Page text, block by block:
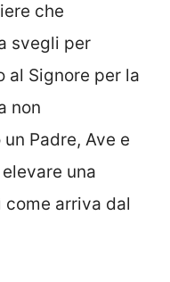
che
svegli per
al Signore per la
non
Padre, Ave e
una
arriva dal